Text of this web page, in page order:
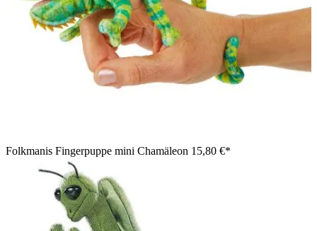
Folkmanis Fingerpuppe mini Chamäleon 15,80 €*